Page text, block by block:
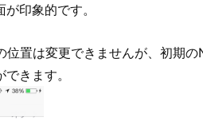
印象的です。
置は変更できませんが、初期
きます。